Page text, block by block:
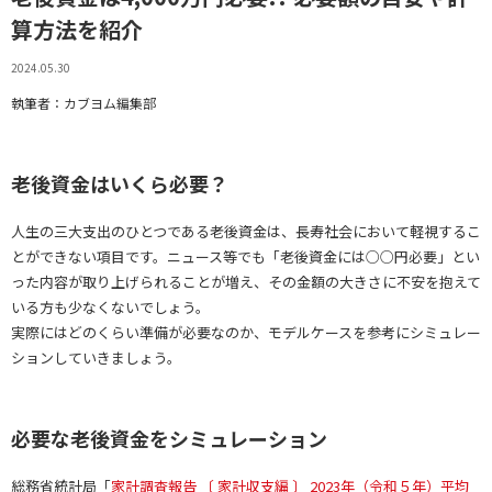
算方法を紹介
2024.05.30
執筆者：カブヨム編集部
老後資金はいくら必要？
人生の三大支出のひとつである老後資金は、長寿社会において軽視するこ
とができない項目です。ニュース等でも「老後資金には○○円必要」とい
った内容が取り上げられることが増え、その金額の大きさに不安を抱えて
いる方も少なくないでしょう。
実際にはどのくらい準備が必要なのか、モデルケースを参考にシミュレー
ションしていきましょう。
必要な老後資金をシミュレーション
総務省統計局「家計調査報告 〔 家計収支編 〕 2023年（令和５年）平均